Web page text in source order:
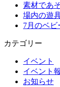
素材であ
場内の遊
7月のベ
カテゴリー
イベント
イベント
お知らせ